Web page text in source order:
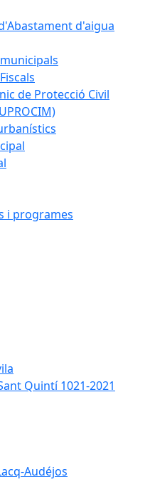
d'aigua
de Protecció Civil
i programes
Quintí 1021-2021
Audéjos